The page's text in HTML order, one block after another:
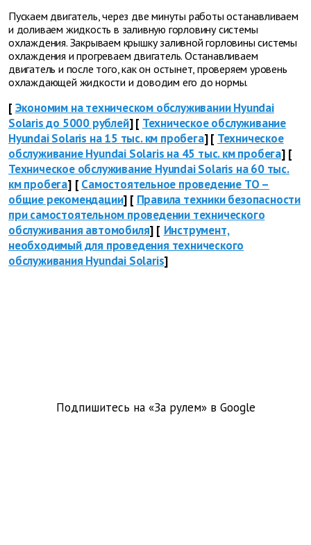
Пускаем двигатель, через две минуты работы останавливаем
и доливаем жидкость в заливную горловину системы
охлаждения. Закрываем крышку заливной горловины системы
охлаждения и прогреваем двигатель. Останавливаем
двигатель и после того, как он остынет, проверяем уровень
охлаждающей жидкости и доводим его до нормы.
[ Экономим на техническом обслуживании Hyundai
Solaris до 5000 рублей] [ Техническое обслуживание
Hyundai Solaris на 15 тыс. км пробега] [ Техническое
обслуживание Hyundai Solaris на 45 тыс. км пробега] [
Техническое обслуживание Hyundai Solaris на 60 тыс.
км пробега] [ Самостоятельное проведение ТО –
общие рекомендации] [ Правила техники безопасности
при самостоятельном проведении технического
обслуживания автомобиля] [ Инструмент,
необходимый для проведения технического
обслуживания Hyundai Solaris]
Подпишитесь на «За рулем» в Google